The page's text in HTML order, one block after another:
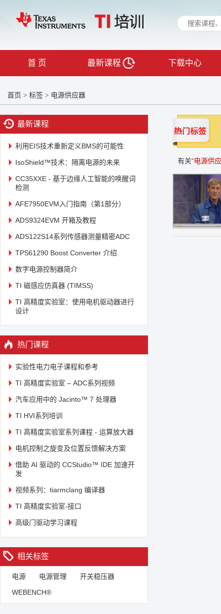
首 页 最新课程 下载中心
首页 > 标签 > 电源供应器
最新课程
利用EIS技术重新定义BMS的可能性
IsoShield™技术：隔离电源的未来
CC35XXE - 基于边缘人工智能的唤醒词
检测
AFE7950EVM入门指南（第1部分）
ADS9324EVM 开箱及教程
ADS122S14系列传感器测量精密ADC
TPS61290 Boost Converter 介绍
数字电源控制器简介
TI 磁感应仿真器 (TIMSS)
TI 高精度实验室：使用电机驱动器进行
设计
热门课程
实验性电力电子课程和参考
TI 高精度实验室 – ADC系列视频
汽车应用中的 Jacinto™ 7 处理器
TI HVI系列培训
TI 高精度实验室系列课程 - 运算放大器
电机控制之旋变及位置反馈解决方案
借助 AI 驱动的 CCStudio™ IDE 加速开
发
视频系列：tiarmclang 编译器
TI 高精度实验室-接口
高级门驱动学习课程
相关标签
电源 电源管理
开关稳压器
WEBENCH®
有关“电源供